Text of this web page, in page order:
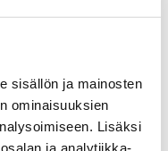
sisällön ja mainosten
ominaisuuksien
Lisäksi
ja analytiikka-